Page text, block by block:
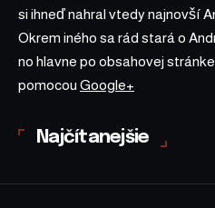
si ihneď nahral vtedy najnovší
Okrem iného sa rád stará o
no hlavne po obsahovej
pomocou Google+
Najčítanejšie